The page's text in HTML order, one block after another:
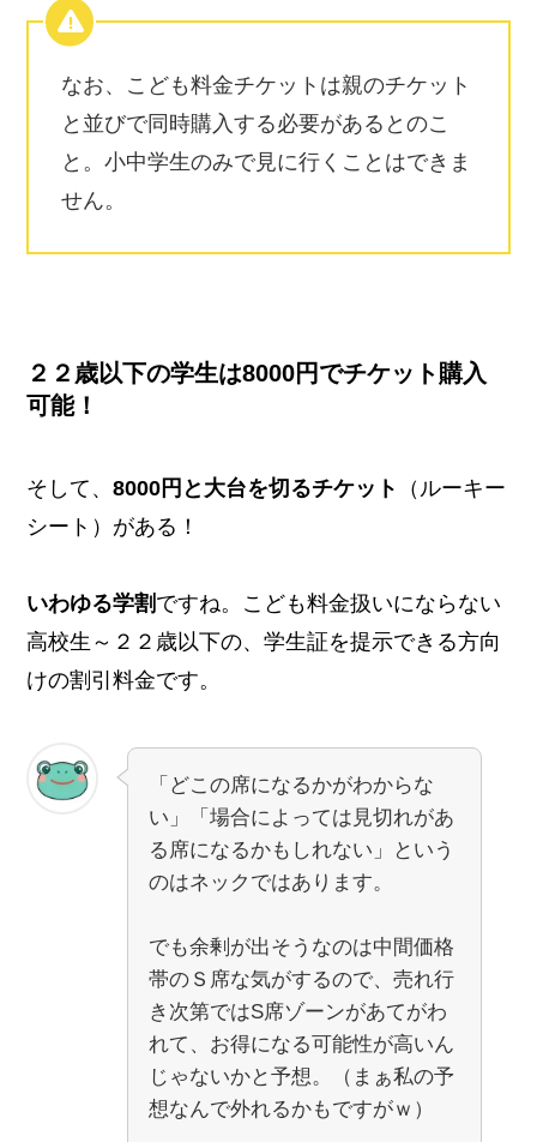
なお、こども料金チケットは親のチケット
と並びで同時購入する必要があるとのこ
と。小中学生のみで見に行くことはできま
せん。
２２歳以下の学生は8000円でチケット購入
可能！
そして、8000円と大台を切るチケット
（ルーキー
シート）がある！
いわゆる学割 ですね。こども料金扱いにならない
高校生～２２歳以下の、学生証を提示できる方向
けの割引料金です。
「どこの席になるかがわからな
い」「場合によっては見切れがあ
る席になるかもしれない」という
のはネックではあります。
でも余剰が出そうなのは中間価格
帯のＳ席な気がするので、売れ行
き次第ではS席ゾーンがあてがわ
れて、お得になる可能性が高いん
じゃないかと予想。（まぁ私の予
想なんで外れるかもですがｗ）